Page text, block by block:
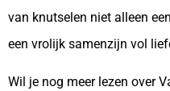
van knutselen niet alleen
een vrolijk samenzijn vol
Wil je nog meer lezen over